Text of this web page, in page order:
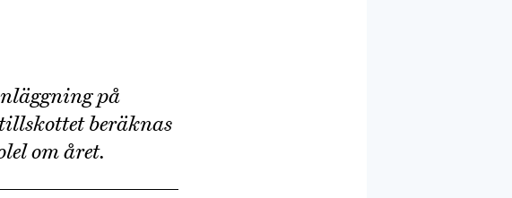
på
beräknas
om året.